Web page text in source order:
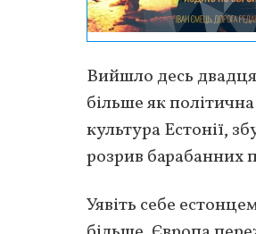
Вийшло десь
більше як
культура Естонії,
розрив барабанних
Уявіть себе